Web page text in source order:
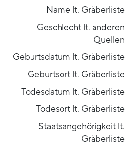
Name lt. Gräberliste
Geschlecht lt. anderen
Quellen
Geburtsdatum lt. Gräberliste
Geburtsort lt. Gräberliste
Todesdatum lt. Gräberliste
Todesort lt. Gräberliste
Staatsangehörigkeit lt.
Gräberliste